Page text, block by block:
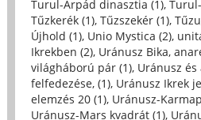
Turul-Árpád dinasztia (1),
Tűzkerék (1), Tűzszekér (1),
Újhold (1), Unio Mystica (2),
Ikrekben (2), Uránusz Bika,
világháború pár (1), Uránusz és
felfedezése, (1), Uránusz Ikrek
elemzés 20 (1), Uránusz-
Uránusz-Mars kvadrát (1),